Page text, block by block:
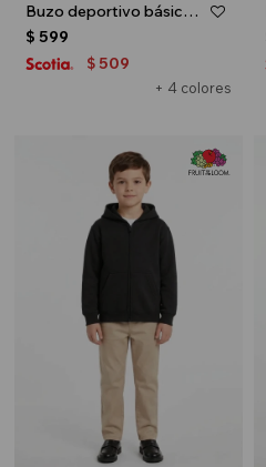
Buzo deportivo básico escote redondo - UNISEX - Negro
+ 4 colores
$ 599
$ 509